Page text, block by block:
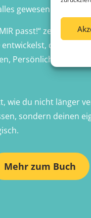
gewesen sein, bis
passt!“ zeige ich dir,
deinen
Persönlichkeit und
wie du nicht länger
sondern deinen
Mehr zum Buch